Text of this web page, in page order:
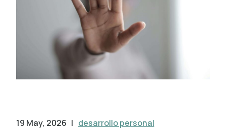
19 May, 2026 | desarrollo personal